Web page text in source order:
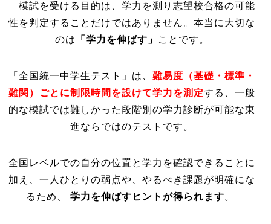
模試を受ける目的は、学力を測り志望校合格の可能
性を判定することだけではありません。本当に大切な
のは
「学力を伸ばす」 ことです。
「全国統一中学生テスト」は、難易度（基礎・標準・
難関）ごとに制限時間を設けて学力を測定する、一般
的な模試では難しかった段階別の学力診断が可能な東
進ならではのテストです。
全国レベルでの自分の位置と学力を確認できることに
加え、一人ひとりの弱点や、やるべき課題が明確にな
るため、
学力を伸ばすヒントが得られます。